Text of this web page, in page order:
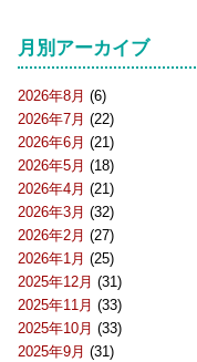
月別アーカイブ
2026年8月 (6)
2026年7月 (22)
2026年6月 (21)
2026年5月 (18)
2026年4月 (21)
2026年3月 (32)
2026年2月 (27)
2026年1月 (25)
2025年12月 (31)
2025年11月 (33)
2025年10月 (33)
2025年9月 (31)